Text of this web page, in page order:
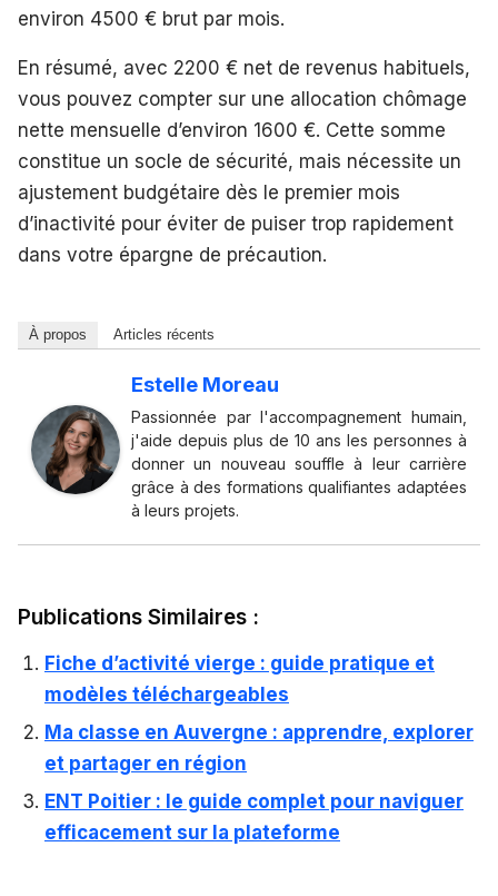
environ 4500 € brut par mois.
En résumé, avec 2200 € net de revenus habituels,
vous pouvez compter sur une allocation chômage
nette mensuelle d’environ 1600 €. Cette somme
constitue un socle de sécurité, mais nécessite un
ajustement budgétaire dès le premier mois
d’inactivité pour éviter de puiser trop rapidement
dans votre épargne de précaution.
À propos Articles récents
Estelle Moreau
Passionnée par l'accompagnement humain,
j'aide depuis plus de 10 ans les personnes à
donner un nouveau souffle à leur carrière
grâce à des formations qualifiantes adaptées
à leurs projets.
Publications Similaires :
Fiche d’activité vierge : guide pratique et
modèles téléchargeables
Ma classe en Auvergne : apprendre, explorer
et partager en région
ENT Poitier : le guide complet pour naviguer
efficacement sur la plateforme